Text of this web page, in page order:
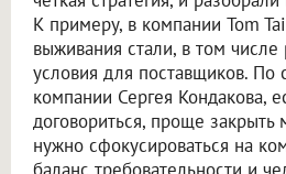
К примеру, в компании Tom
выживания стали, в том числе
условия для поставщиков. По
компании Сергея Кондакова,
договориться, проще закрыть
нужно сфокусироваться на
баланс требовательности и